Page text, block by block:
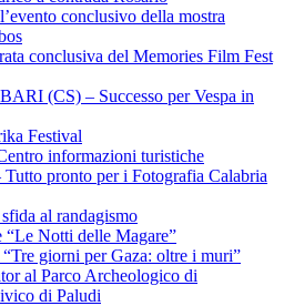
conclusivo della mostra
conclusiva del Memories Film Fest
(CS) – Successo per Vespa in
Festival
informazioni turistiche
pronto per i Fotografia Calabria
al randagismo
Notti delle Magare”
giorni per Gaza: oltre i muri”
al Parco Archeologico di
di Paludi